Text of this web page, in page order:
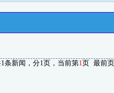
条新闻，分1页，当前第1页 最前页